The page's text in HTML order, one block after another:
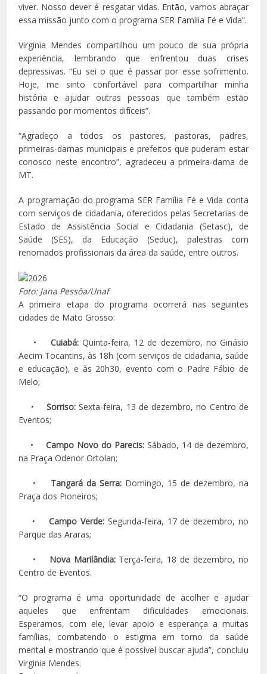
viver. Nosso dever é resgatar vidas. Então, vamos abraçar
essa missão junto com o programa SER Família Fé e Vida”.
Virginia Mendes compartilhou um pouco de sua própria
experiência, lembrando que enfrentou duas crises
depressivas. “Eu sei o que é passar por esse sofrimento.
Hoje, me sinto confortável para compartilhar minha
história e ajudar outras pessoas que também estão
passando por momentos difíceis”.
“Agradeço a todos os pastores, pastoras, padres,
primeiras-damas municipais e prefeitos que puderam estar
conosco neste encontro”, agradeceu a primeira-dama de
MT.
A programação do programa SER Família Fé e Vida conta
com serviços de cidadania, oferecidos pelas Secretarias de
Estado de Assistência Social e Cidadania (Setasc), de
Saúde (SES), da Educação (Seduc), palestras com
renomados profissionais da área da saúde, entre outros.
Foto: Jana Pessôa/Unaf
A primeira etapa do programa ocorrerá nas seguintes
cidades de Mato Grosso:
• Cuiabá:Quinta-feira, 12 de dezembro, no Ginásio
Aecim Tocantins, às 18h (com serviços de cidadania, saúde
e educação), e às 20h30, evento com o Padre Fábio de
Melo;
•Sorriso:Sexta-feira, 13 de dezembro, no Centro de
Eventos;
• Campo Novo do Parecis: Sábado, 14 de dezembro,
na Praça Odenor Ortolan;
• Tangará da Serra: Domingo, 15 de dezembro, na
Praça dos Pioneiros;
•Campo Verde: Segunda-feira, 17 de dezembro, no
Parque das Araras;
• Nova Marilândia: Terça-feira, 18 de dezembro, no
Centro de Eventos.
“O programa é uma oportunidade de acolher e ajudar
aqueles que enfrentam dificuldades emocionais.
Esperamos, com ele, levar apoio e esperança a muitas
famílias, combatendo o estigma em torno da saúde
mental e mostrando que é possível buscar ajuda”, concluiu
Virginia Mendes.